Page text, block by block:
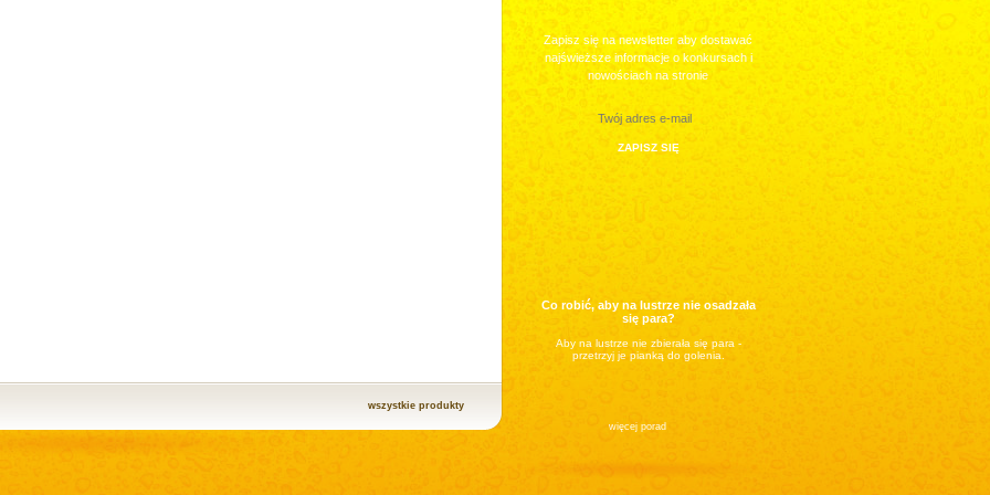
wszystkie produkty
Zapisz się na newsletter aby dostawać
najświeższe informacje o konkursach i
nowościach na stronie
Co robić, aby na lustrze nie osadzała
się para?
Aby na lustrze nie zbierała się para -
przetrzyj je pianką do golenia.
więcej porad